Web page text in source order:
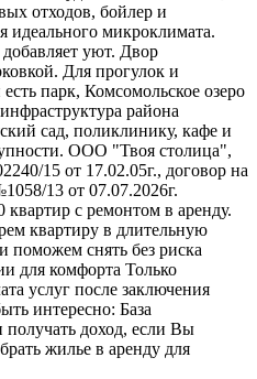
отходов, бойлер и
идеального микроклимата.
уют. Двор
Для прогулок и
парк, Комсомольское озеро
района
сад, поликлинику, кафе и
ООО "Твоя столица",
15 от 17.02.05г., договор на
13 от 07.07.2026г.
с ремонтом в аренду.
квартиру в длительную
поможем снять без риска
для комфорта Только
услуг после заключения
интересно: База
получать доход, если Вы
жилье в аренду для